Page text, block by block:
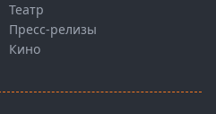
Театр
Пресс-релизы
Кино